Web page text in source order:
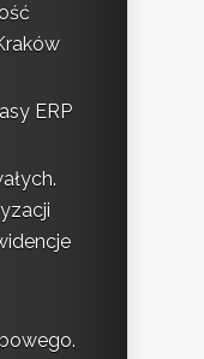
ERP